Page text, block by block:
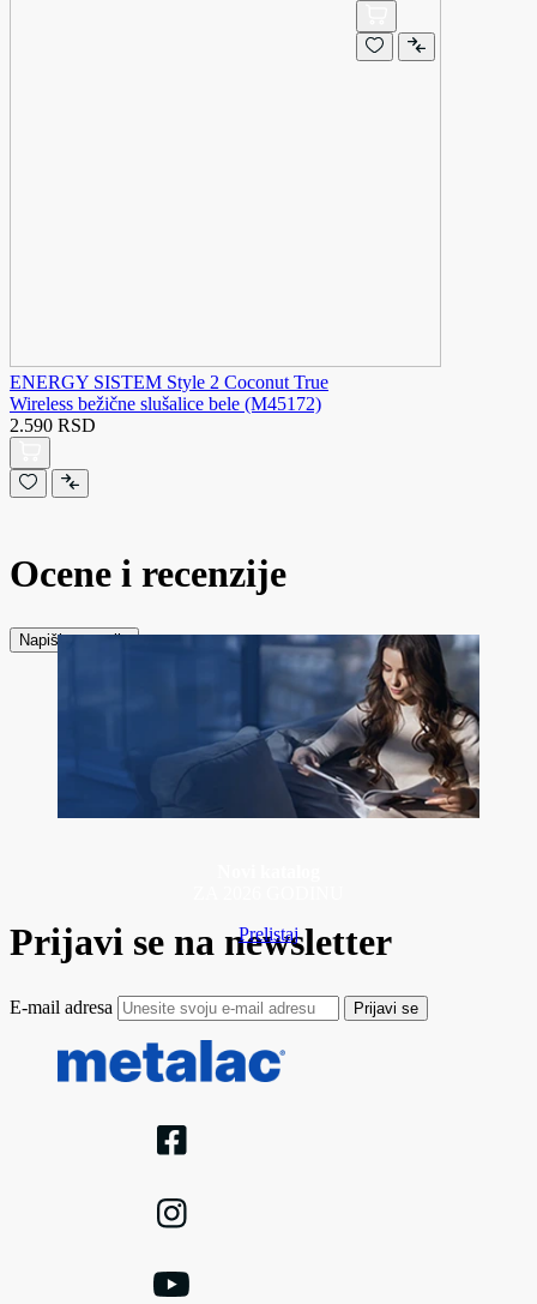
ENERGY SISTEM Style 2 Coconut True
Wireless bežične slušalice bele (M45172)
2.590 RSD
Ocene i recenzije
Napiši recenziju
Prelistaj
Prijavi se na newsletter
E-mail adresa Prijavi se